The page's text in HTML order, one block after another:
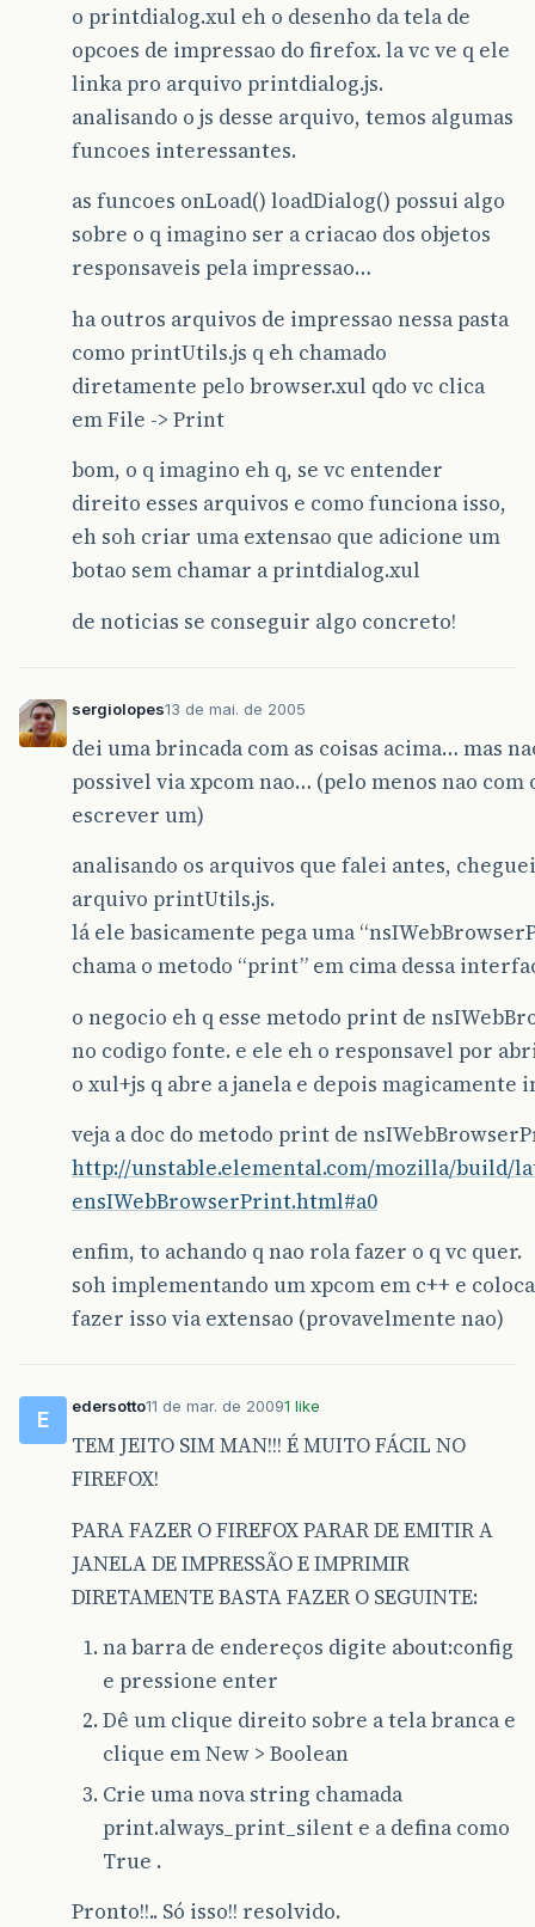
o printdialog.xul eh o desenho da tela de
opcoes de impressao do firefox. la vc ve q ele
linka pro arquivo printdialog.js.
analisando o js desse arquivo, temos algumas
funcoes interessantes.
as funcoes onLoad() loadDialog() possui algo
sobre o q imagino ser a criacao dos objetos
responsaveis pela impressao…
ha outros arquivos de impressao nessa pasta
como printUtils.js q eh chamado
diretamente pelo browser.xul qdo vc clica
em File -> Print
bom, o q imagino eh q, se vc entender
direito esses arquivos e como funciona isso,
eh soh criar uma extensao que adicione um
botao sem chamar a printdialog.xul
de noticias se conseguir algo concreto!
sergiolopes13 de mai. de 2005
dei uma brincada com as coisas acima… mas
possivel via xpcom nao… (pelo menos nao
escrever um)
analisando os arquivos que falei antes,
arquivo printUtils.js.
lá ele basicamente pega uma
chama o metodo “print” em cima dessa
o negocio eh q esse metodo print de
no codigo fonte. e ele eh o responsavel por
o xul+js q abre a janela e depois magicamente
veja a doc do metodo print de
http://unstable.elemental.com/mozilla/build/
ensIWebBrowserPrint.html#a0
enfim, to achando q nao rola fazer o q vc quer.
soh implementando um xpcom em c++ e
fazer isso via extensao (provavelmente nao)
E
edersotto11 de mar. de 20091 like
TEM JEITO SIM MAN!!! É MUITO FÁCIL NO
FIREFOX!
PARA FAZER O FIREFOX PARAR DE EMITIR A
JANELA DE IMPRESSÃO E IMPRIMIR
DIRETAMENTE BASTA FAZER O SEGUINTE:
na barra de endereços digite about:config
e pressione enter
Dê um clique direito sobre a tela branca e
clique em New > Boolean
Crie uma nova string chamada
print.always_print_silent e a defina como
True .
Pronto!!.. Só isso!! resolvido.